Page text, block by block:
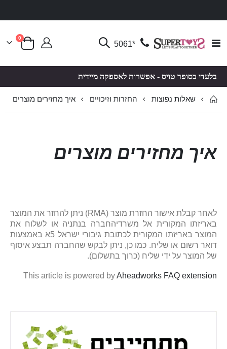
Toggle
*5061 סל קניות
0פריטים
בלעדי בסופר טויס - אפשרות לאספקה מיידית
שאלות נפוצות החזרות וזיכויים איך מחזירים מוצרים
איך מחזירים מוצרים
לאחר קבלת אישור החזרת מוצר (RMA) ניתן להחזר את המוצר
באריזתו המקורית אל משרדיהחברה בנתניה או לשלוח את
המוצר באריזתו המקורית לכתובת גיבורי ישראל 5א באמצעות
דואר רשום או שליח. כמו כן, ניתן לבקש שהחברה תבצע איסוף
של המוצר על ידי שליח (כרוך בתשלום).
This article is powered byAheadworks FAQ extension